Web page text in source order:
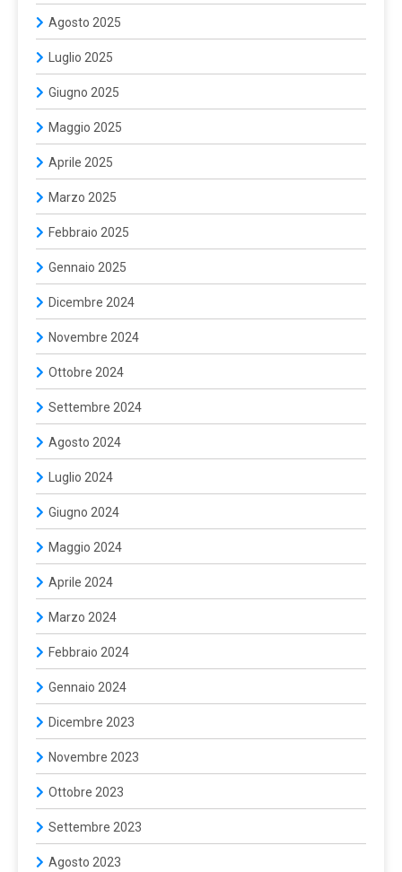
Agosto 2025
Luglio 2025
Giugno 2025
Maggio 2025
Aprile 2025
Marzo 2025
Febbraio 2025
Gennaio 2025
Dicembre 2024
Novembre 2024
Ottobre 2024
Settembre 2024
Agosto 2024
Luglio 2024
Giugno 2024
Maggio 2024
Aprile 2024
Marzo 2024
Febbraio 2024
Gennaio 2024
Dicembre 2023
Novembre 2023
Ottobre 2023
Settembre 2023
Agosto 2023